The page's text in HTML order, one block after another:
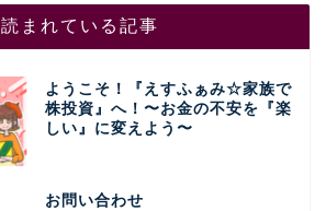
読まれている記事
ようこそ！『えすふぁみ☆家族で
株投資』へ！〜お金の不安を『楽
しい』に変えよう〜
お問い合わせ